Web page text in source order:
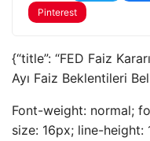
Pinterest
{“title”: “FED Faiz
Ayı Faiz Beklentileri
Font-weight: normal;
size: 16px; line-height: